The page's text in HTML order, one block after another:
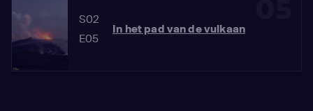
S02
E05
In het pad van de vulkaan